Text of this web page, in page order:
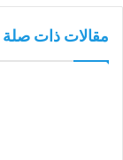
مقالات ذات صلة